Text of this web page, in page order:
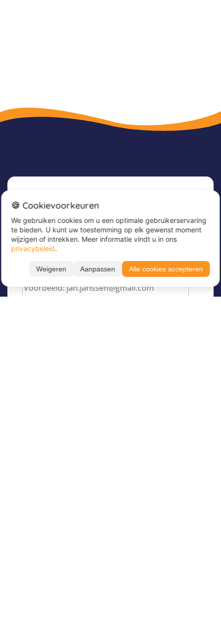
Nieuwsbrief
Meld u nu aan voor onze nieuwsbrief om
geweldige aanbiedingen te ontvangen en op de
hoogte te blijven!
Voer hier uw e-mailadres in*
🍪 Cookievoorkeuren
We gebruiken cookies om u een optimale gebruikerservaring
te bieden. U kunt uw toestemming op elk gewenst moment
wijzigen of intrekken. Meer informatie vindt u in ons
privacybeleid.
Weigeren Aanpassen Alle cookies accepteren